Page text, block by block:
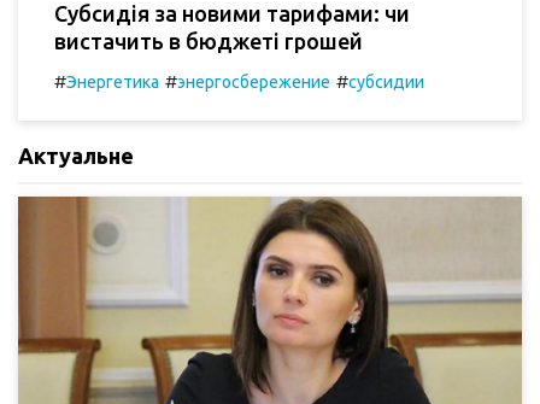
Субсидія за новими тарифами: чи
вистачить в бюджеті грошей
#Энергетика #энергосбережение #субсидии
Актуальне